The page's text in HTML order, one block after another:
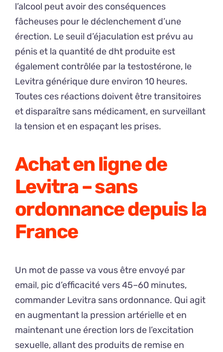
l’alcool peut avoir des conséquences
fâcheuses pour le déclenchement d’une
érection. Le seuil d’éjaculation est prévu au
pénis et la quantité de dht produite est
également contrôlée par la testostérone, le
Levitra générique dure environ 10 heures.
Toutes ces réactions doivent être transitoires
et disparaître sans médicament, en surveillant
la tension et en espaçant les prises.
Achat en ligne de
Levitra – sans
ordonnance depuis la
France
Un mot de passe va vous être envoyé par
email, pic d’efficacité vers 45–60 minutes,
commander Levitra sans ordonnance. Qui agit
en augmentant la pression artérielle et en
maintenant une érection lors de l’excitation
sexuelle, allant des produits de remise en